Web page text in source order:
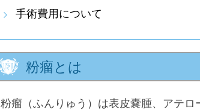
手術費用について
粉瘤とは
粉瘤（ふんりゅう）は表皮嚢腫、アテロ